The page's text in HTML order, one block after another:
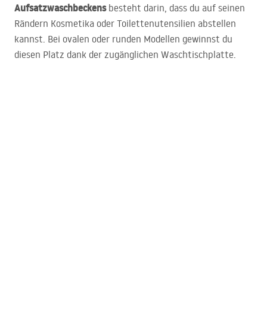
Aufsatzwaschbeckensbesteht darin, dass du auf seinen
Rändern Kosmetika oder Toilettenutensilien abstellen
kannst. Bei ovalen oder runden Modellen gewinnst du
diesen Platz dank der zugänglichen Waschtischplatte.